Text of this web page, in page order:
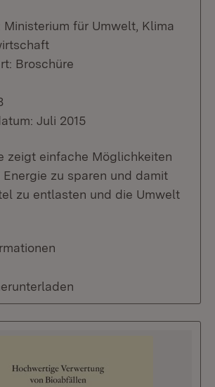
Ministerium für Umwelt, Klima
Broschüre
Juli 2015
zeigt einfache Möglichkeiten
zu sparen und damit
zu entlasten und die Umwelt